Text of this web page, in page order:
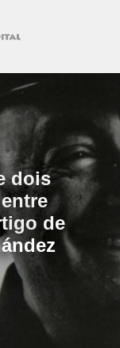
dois
de